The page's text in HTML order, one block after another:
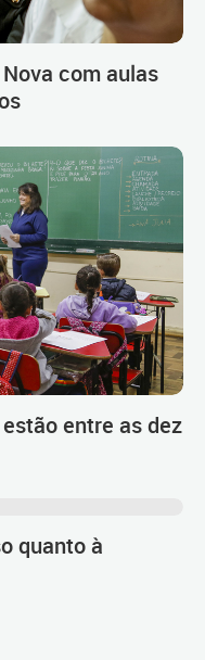
com aulas
entre as dez
quanto à